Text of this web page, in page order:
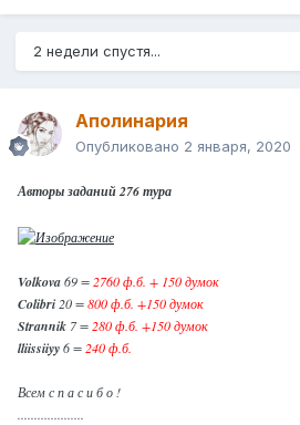
2 недели спустя...
Аполинария
Опубликовано 2 января, 2020
Авторы заданий 276 тура
Volkova69 =2760 ф.б. + 150 думок
Colibri20 =800 ф.б. +150 думок
Strannik 7 =280 ф.б. +150 думок
lliissiiyy6 =240 ф.б.
Всем с п а с и б о !
....................